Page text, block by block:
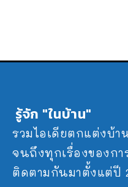
รู้จัก "ในบ้าน"
รวมไอเดียตกแต่งบ้
จนถึงทุกเรื่องของก
ติดตามกันมาตั้งแต่ปี